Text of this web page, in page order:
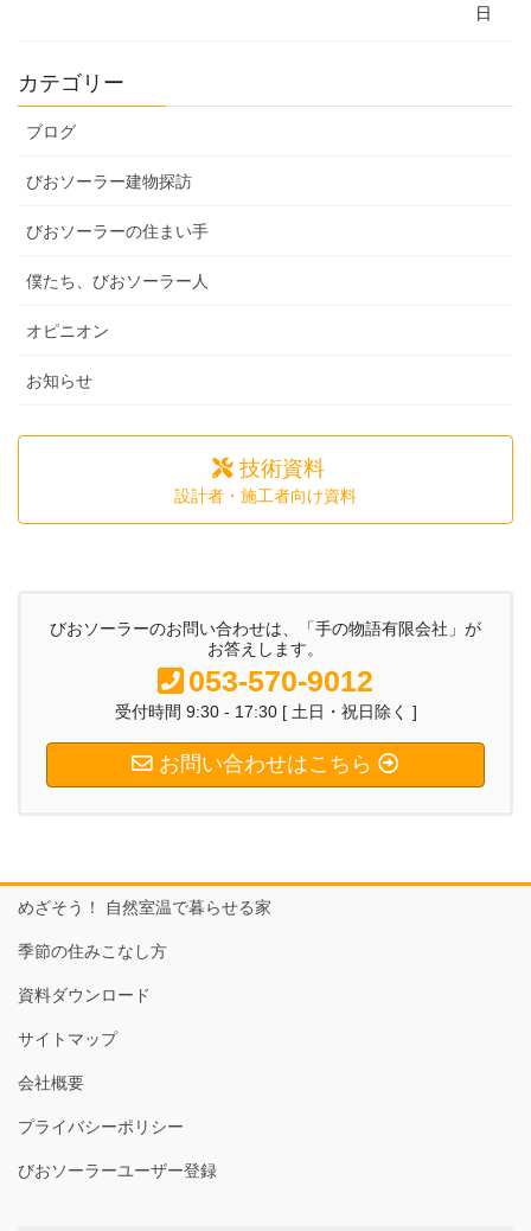
日
カテゴリー
ブログ
びおソーラー建物探訪
びおソーラーの住まい手
僕たち、びおソーラー人
オピニオン
お知らせ
技術資料
設計者・施工者向け資料
びおソーラーのお問い合わせは、「手の物語有限会社」が
お答えします。
053-570-9012
受付時間 9:30 - 17:30 [ 土日・祝日除く ]
お問い合わせはこちら
めざそう！ 自然室温で暮らせる家
季節の住みこなし方
資料ダウンロード
サイトマップ
会社概要
プライバシーポリシー
びおソーラーユーザー登録